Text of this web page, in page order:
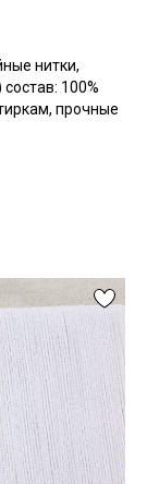
нитки,
100%
прочные
подберет для